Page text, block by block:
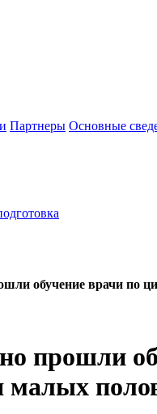
Партнеры Основные
обучение врачи по
прошли
малых